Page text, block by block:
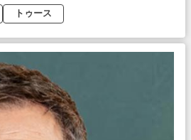
トゥース